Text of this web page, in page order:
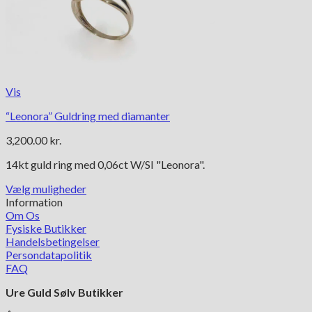
Vis
“Leonora” Guldring med diamanter
3,200.00 kr.
14kt guld ring med 0,06ct W/SI "Leonora".
Vælg muligheder
Dette
vare
har
flere
varianter.
Mulighederne
vælges
Information
Om Os
Fysiske Butikker
Handelsbetingelser
Persondatapolitik
FAQ
Ure Guld Sølv Butikker